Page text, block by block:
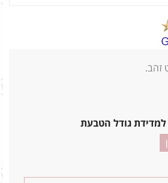
זהב.
גודל הטבעת